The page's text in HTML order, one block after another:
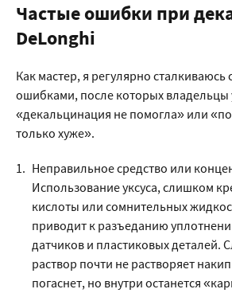
Частые ошибки при
DeLonghi
Как мастер, я регулярно
ошибками, после которых владельцы
«декальцинация не помогла» или
только хуже».
Неправильное средство или
Использование уксуса, слишком
кислоты или сомнительных
приводит к разъеданию
датчиков и пластиковых деталей.
раствор почти не растворяет
погаснет, но внутри останется